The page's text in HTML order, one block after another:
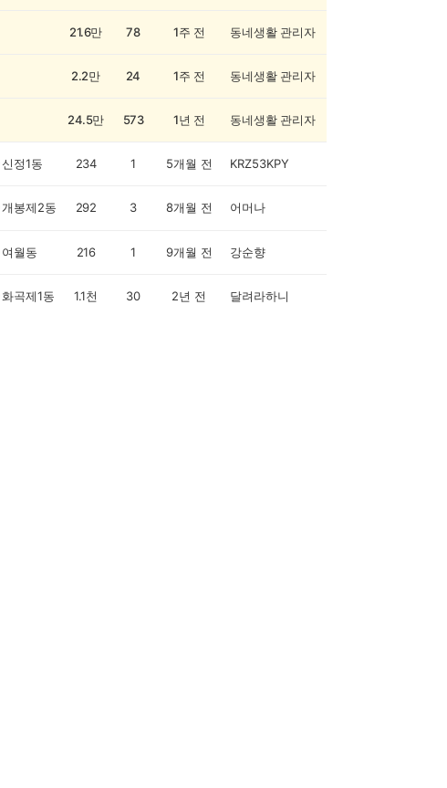
21.6만 78 1주 전 동네생활 관리자
2.2만 24 1주 전 동네생활 관리자
24.5만 573 1년 전 동네생활 관리자
신정1동 234 1 5개월 전 KRZ53KPY
개봉제2동 292 3 8개월 전 어머나
여월동 216 1 9개월 전 강순향
화곡제1동 1.1천 30 2년 전 달려라하니